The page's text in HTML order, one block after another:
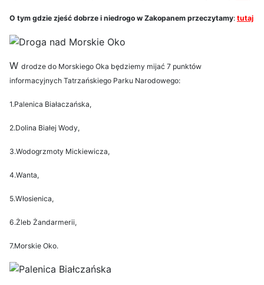
O tym gdzie zjeść dobrze i niedrogo w Zakopanem przeczytamy: tutaj
W drodze do Morskiego Oka będziemy mijać 7 punktów
informacyjnych Tatrzańskiego Parku Narodowego:
1.Palenica Białaczańska,
2.Dolina Białej Wody,
3.Wodogrzmoty Mickiewicza,
4.Wanta,
5.Włosienica,
6.Żleb Żandarmerii,
7.Morskie Oko.